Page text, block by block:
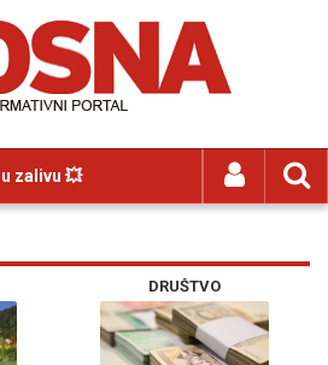
u zalivu 💥
DRUŠTVO